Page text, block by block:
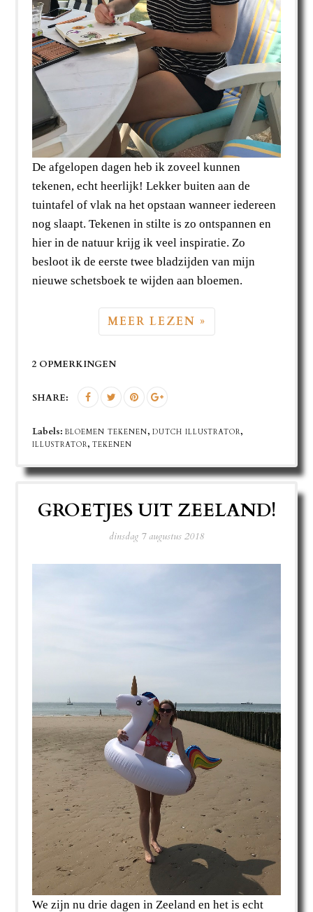
De afgelopen dagen heb ik zoveel kunnen
tekenen, echt heerlijk! Lekker buiten aan de
tuintafel of vlak na het opstaan wanneer iedereen
nog slaapt. Tekenen in stilte is zo ontspannen en
hier in de natuur krijg ik veel inspiratie. Zo
besloot ik de eerste twee bladzijden van mijn
nieuwe schetsboek te wijden aan bloemen.
MEER LEZEN »
2 OPMERKINGEN
SHARE:
Labels:BLOEMEN TEKENEN,DUTCH ILLUSTRATOR,
ILLUSTRATOR,TEKENEN
GROETJES UIT ZEELAND!
dinsdag 7 augustus 2018
We zijn nu drie dagen in Zeeland en het is echt